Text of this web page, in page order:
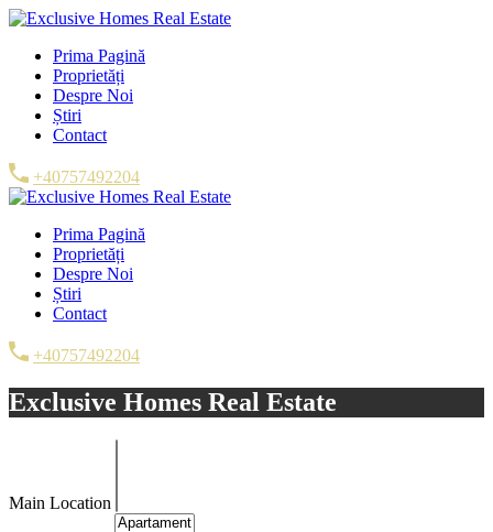
Prima Pagină
Proprietăți
Despre Noi
Știri
Contact
+40757492204
Prima Pagină
Proprietăți
Despre Noi
Știri
Contact
+40757492204
Exclusive Homes Real Estate
Main Location